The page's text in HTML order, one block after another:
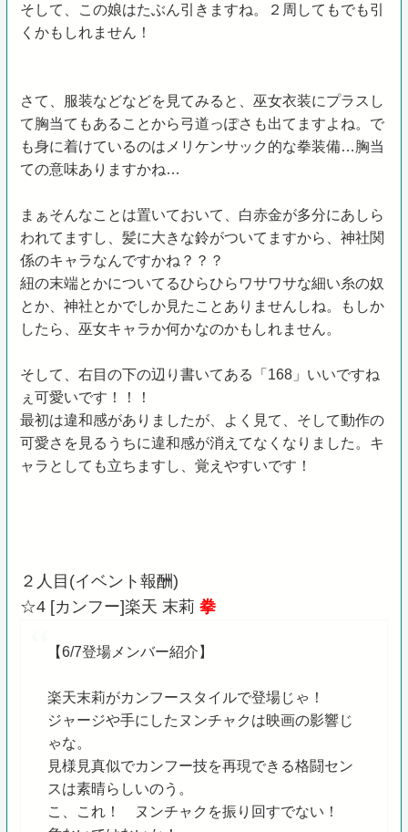
そして、この娘はたぶん引きますね。２周してもでも引
くかもしれません！
さて、服装などなどを見てみると、巫女衣装にプラスし
て胸当てもあることから弓道っぽさも出てますよね。で
も身に着けているのはメリケンサック的な拳装備…胸当
ての意味ありますかね…
まぁそんなことは置いておいて、白赤金が多分にあしら
われてますし、髪に大きな鈴がついてますから、神社関
係のキャラなんですかね？？？
紐の末端とかについてるひらひらワサワサな細い糸の奴
とか、神社とかでしか見たことありませんしね。もしか
したら、巫女キャラか何かなのかもしれません。
そして、右目の下の辺り書いてある「168」いいですね
ぇ可愛いです！！！
最初は違和感がありましたが、よく見て、そして動作の
可愛さを見るうちに違和感が消えてなくなりました。キ
ャラとしても立ちますし、覚えやすいです！
２人目(イベント報酬)
☆4 [カンフー]楽天 末莉拳
【6/7登場メンバー紹介】
楽天末莉がカンフースタイルで登場じゃ！
ジャージや手にしたヌンチャクは映画の影響じ
ゃな。
見様見真似でカンフー技を再現できる格闘セン
スは素晴らしいのう。
こ、これ！ ヌンチャクを振り回すでない！